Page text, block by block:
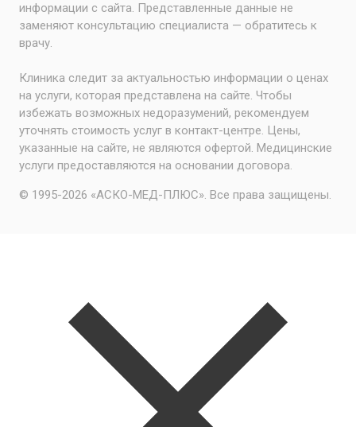
информации с сайта. Представленные данные не
заменяют консультацию специалиста — обратитесь к
врачу.
Клиника следит за актуальностью информации о ценах
на услуги, которая представлена на сайте. Чтобы
избежать возможных недоразумений, рекомендуем
уточнять стоимость услуг в контакт-центре. Цены,
указанные на сайте, не являются офертой. Медицинские
услуги предоставляются на основании договора.
© 1995-2026 «АСКО-МЕД-ПЛЮС». Все права защищены.